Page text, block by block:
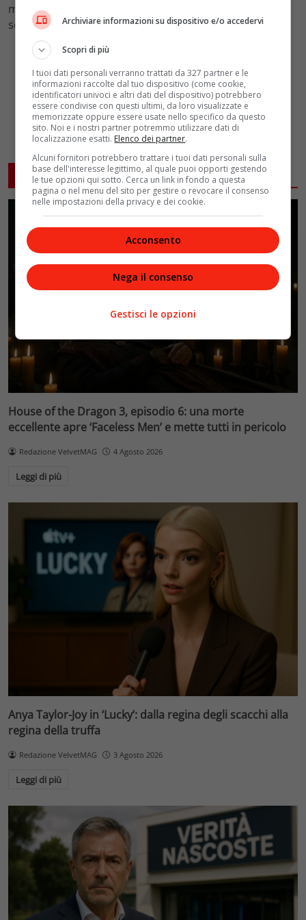
messa in onda della quinta puntata, di lunedì 25
settembre.
ARTICOLI CORRELATI
House of the Dragon 3, episodio 6: una morte
eccellente apre ‘Faceless Men’ e mette tutti in pericolo
Redazione VelvetMAG 4 Agosto 2026
Leggi di più
Anya Taylor-Joy in ‘Lucky’: dalla regina degli scacchi alla
regina della truffa
Redazione VelvetMAG 3 Agosto 2026
Leggi di più
Archiviare informazioni su dispositivo e/o accedervi
Scopri di più
I tuoi dati personali verranno trattati da 327 partner e le
informazioni raccolte dal tuo dispositivo (come cookie,
identificatori univoci e altri dati del dispositivo) potrebbero
essere condivise con questi ultimi, da loro visualizzate e
memorizzate oppure essere usate nello specifico da questo
sito. Noi e i nostri partner potremmo utilizzare dati di
localizzazione esatti. Elenco dei partner.
Alcuni fornitori potrebbero trattare i tuoi dati personali sulla
base dell'interesse legittimo, al quale puoi opporti gestendo
le tue opzioni qui sotto. Cerca un link in fondo a questa
pagina o nel menu del sito per gestire o revocare il consenso
nelle impostazioni della privacy e dei cookie.
Acconsento
Nega il consenso
Gestisci le opzioni